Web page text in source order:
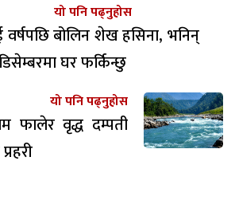
यो पनि पढ्नुहोस
वर्षपछि बोलिन शेख हसिना, भनिन्
घर फर्किन्छु
यो पनि पढ्नुहोस
फालेर वृद्ध दम्पती